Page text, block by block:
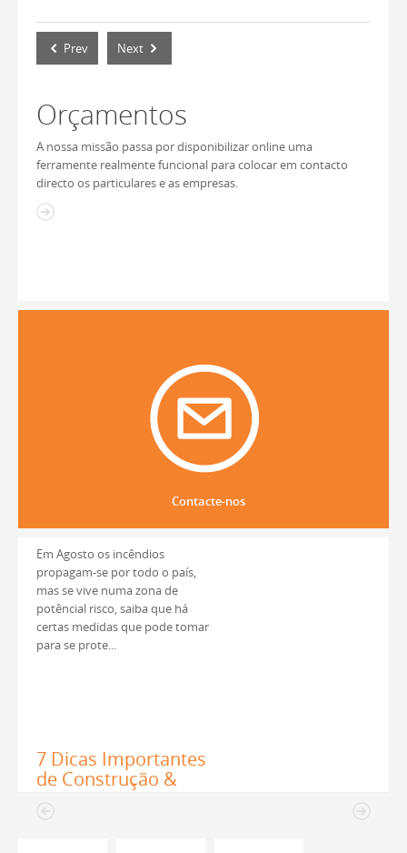
Prev Next
Orçamentos
A nossa missão passa por disponibilizar online uma
ferramente realmente funcional para colocar em contacto
directo os particulares e as empresas.
Contacte-nos
Em Agosto os incêndios
propagam-se por todo o país,
mas se vive numa zona de
potêncial risco, saiba que há
certas medidas que pode tomar
7 Dicas Importantes
de Construção &
Renovação
lida...